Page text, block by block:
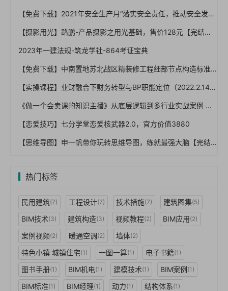
【免费下载】2021年安全生产月“落实安全责任，推动安全发展”培训课件【01-0049】
【摄影用光】路鹏-产品摄影之用光基础，售价128元【完结】
2023年一建法规-筑龙学社-864考证宝典
【免费下载】中南置地苏北战区精装修工程细部节点构造标准【01-0025】
【实操课程】业财融合下财务转型与BP职能定位（2022.2.14）
《做一个会卖课的知识主播》从底层逻辑到多行业实战案例 学院式教学
【恋爱技巧】七分学堂恋爱核武器2.0，官方价值3880
【思维导图】申一帆带你玩转思维导图，练就最强大脑【完结】
热门标签
民用建筑(7) 工程设计(7) 技术措施(7) 建筑图集(5)
BIM技术(3) 建筑构造(3) 视频教程(2) BIM应用(2)
案例视频(2) 暖通空调(2) 墙体(2)
特色小镇 城镇住宅(1) 一图一算(1) 电子书籍(1)
图书手册(1) BIM机电(1) 建模技术(1) BIM案例(1)
BIM标准(1) BIM经理(1) 动力(1) 结构体系(1)